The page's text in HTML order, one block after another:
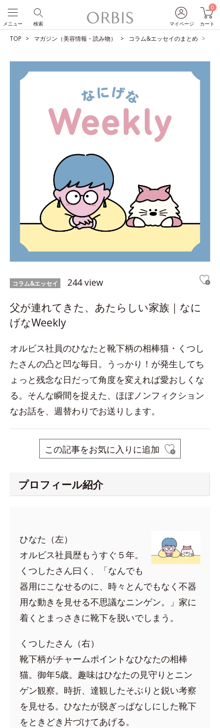
マイページ
0
カート
検索
メニュー
TOP マガジン（美容情報・読み物） コラム&エッセイのまとめ
コラム&エッセイ 244 view
父が連れてきた、あたらしい家族｜なに
げなWeekly
オルビス社員のひなたと靴下柄の相棒猫・くつし
たさんの凸と凹な毎日。うっかり！が発生してち
ょっと残念な日だって角度を変えれば愛おしくな
る。そんな瞬間を捉えた、ほぼノンフィクション
なお話を、週替わりでお送りします。
この記事をお気に入りに追加
プロフィール紹介
ひなた（左）
オルビス社員歴もうすぐ５年。
くつしたさん曰く、「なんでも
器用にこなせるのに、時々とんでもなく不器
用な動きを見せる不思議なニンゲン。」家に
着くとまっさきに靴下を脱いでしまう。
くつしたさん（右）
靴下柄がチャームポイントなひなたの相棒
猫。御年5歳。趣味はひなたの見守りとニン
ゲン観察。時折、達観したそぶりと鋭い考察
を見せる。ひなたが脱ぎっぱなしにした靴下
をときどき片づけてあげる。